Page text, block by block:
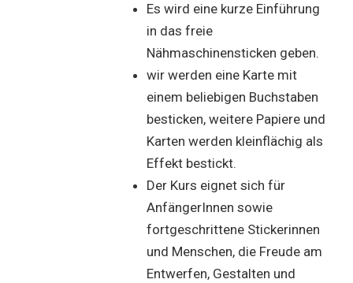
Es wird eine kurze Einführung
in das freie
Nähmaschinensticken geben.
wir werden eine Karte mit
einem beliebigen Buchstaben
besticken, weitere Papiere und
Karten werden kleinflächig als
Effekt bestickt.
Der Kurs eignet sich für
AnfängerInnen sowie
fortgeschrittene Stickerinnen
und Menschen, die Freude am
Entwerfen, Gestalten und